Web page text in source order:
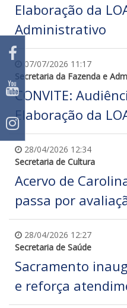
Elaboração da
Administrativo
07/07/2026 11:17
Secretaria da Fazenda e
CONVITE:
Elaboração da
28/04/2026 12:34
Secretaria de Cultura
Acervo de
passa por
28/04/2026 12:27
Secretaria de Saúde
Sacramento
e reforça